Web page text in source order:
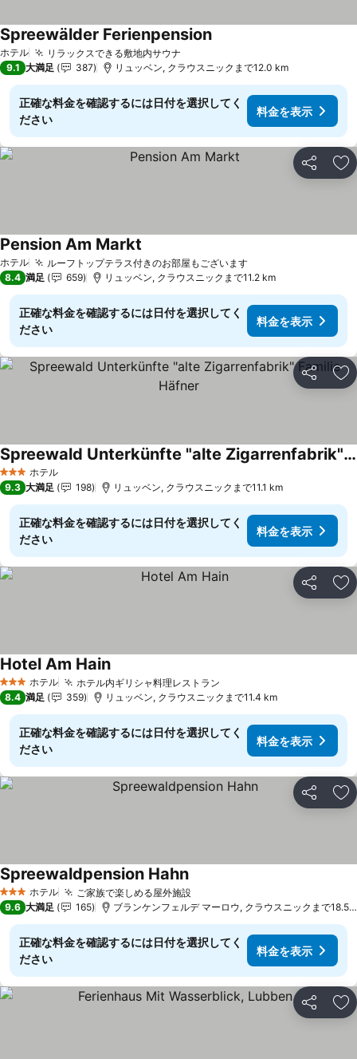
ホテル リラックスできる敷地内サウナ
Spreewälder Ferienpension
9.1 大満足 387 リュッベン, クラウスニックまで12.0 km
正確な料金を確認するには日付を選択してく
ださい
料金を表示
シェア お
ホテル ルーフトップテラス付きのお部屋もございます
Pension Am Markt
8.4 満足 659 リュッベン, クラウスニックまで11.2 km
正確な料金を確認するには日付を選択してく
ださい
料金を表示
シェア お
3 ホテルのランク
ホテル
Spreewald Unterkünfte "alte Zigarrenfabrik" Familie Häfner
9.3 大満足 198 リュッベン, クラウスニックまで11.1 km
正確な料金を確認するには日付を選択してく
ださい
料金を表示
シェア お
3 ホテルのランク
ホテル ホテル内ギリシャ料理レストラン
Hotel Am Hain
8.4 満足 359 リュッベン, クラウスニックまで11.4 km
正確な料金を確認するには日付を選択してく
ださい
料金を表示
シェア お
3 ホテルのランク
ホテル ご家族で楽しめる屋外施設
Spreewaldpension Hahn
9.6 大満足 165 ブランケンフェルデ マーロウ, クラウスニックまで18.5 km
正確な料金を確認するには日付を選択してく
ださい
料金を表示
シェア お